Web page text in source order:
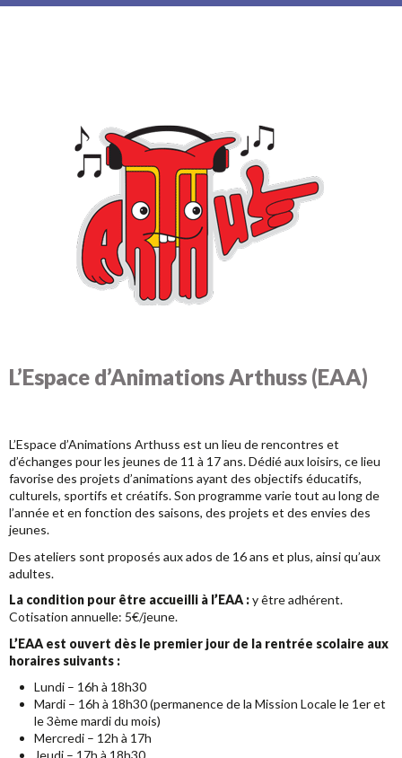
L’Espace d’Animations Arthuss (EAA)
L’Espace d’Animations Arthuss est un lieu de rencontres et
d’échanges pour les jeunes de 11 à 17 ans. Dédié aux loisirs, ce lieu
favorise des projets d’animations ayant des objectifs éducatifs,
culturels, sportifs et créatifs. Son programme varie tout au long de
l’année et en fonction des saisons, des projets et des envies des
jeunes.
Des ateliers sont proposés aux ados de 16 ans et plus, ainsi qu’aux
adultes.
La condition pour être accueilli à l’EAA :y être adhérent.
Cotisation annuelle: 5€/jeune.
L’EAA est ouvert dès le premier jour de la rentrée scolaire aux
horaires suivants :
Lundi – 16h à 18h30
Mardi – 16h à 18h30 (permanence de la Mission Locale le 1er et
le 3ème mardi du mois)
Mercredi – 12h à 17h